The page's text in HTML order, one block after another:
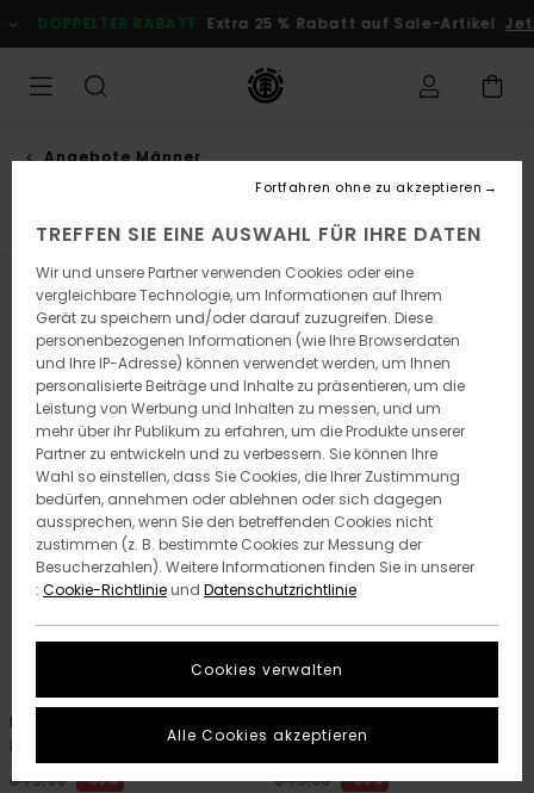
zur
Produkt
springen
RABATT Extra 25 % Rabatt auf Sale-Artikel Jetzt Sparen
Angebote Männer
Filtern & Sortieren 48Ergebnisse
Direkt
Filterkriterien
springen
Überspringen
filtern
nach
Lowcase Pigment
Männer Grün Kapuzenpulli
€ 75,00 63%
Männer Blau Kapuzenpulli
€ 75,00 63%
TREFFEN SIE EINE AUSWAHL FÜR IHRE DATEN
Wir und unsere Partner verwenden Cookies oder eine
vergleichbare Technologie, um Informationen auf Ihrem
Gerät zu speichern und/oder darauf zuzugreifen. Diese
personenbezogenen Informationen (wie Ihre Browserdaten
und Ihre IP-Adresse) können verwendet werden, um Ihnen
personalisierte Beiträge und Inhalte zu präsentieren, um die
Leistung von Werbung und Inhalten zu messen, und um
mehr über ihr Publikum zu erfahren, um die Produkte unserer
Partner zu entwickeln und zu verbessern. Sie können Ihre
Wahl so einstellen, dass Sie Cookies, die Ihrer Zustimmung
bedürfen, annehmen oder ablehnen oder sich dagegen
aussprechen, wenn Sie den betreffenden Cookies nicht
zustimmen (z. B. bestimmte Cookies zur Messung der
Besucherzahlen). Weitere Informationen finden Sie in unserer
: Cookie-Richtlinieund Datenschutzrichtlinie
Cookies verwalten
Fortfahren ohne zu akzeptieren
Alle Cookies akzeptieren